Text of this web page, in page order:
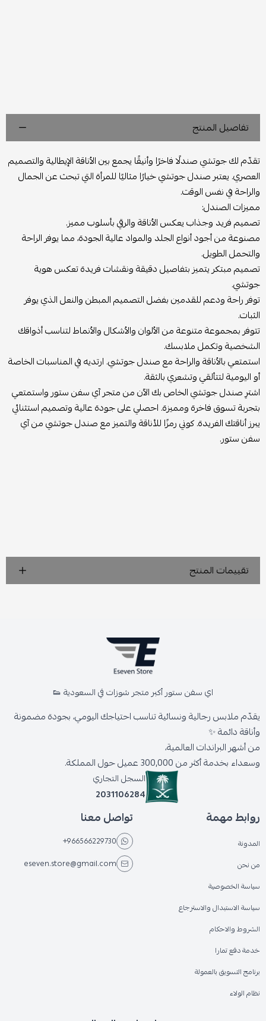
تفاصيل المنتج
تقدّم لك جوتشي صندلًا فاخرًا وأنيقًا يجمع بين الأناقة الإيطالية والتصميم
العصري. يعتبر صندل جوتشي خيارًا مثاليًا للمرأة التي تبحث عن الجمال
والراحة في نفس الوقت.
مميزات الصندل:
تصميم فريد وجذاب يعكس الأناقة والرقي بأسلوب مميز.
مصنوعة من أجود أنواع الجلد والمواد عالية الجودة، مما يوفر الراحة
والتحمل الطويل.
تصميم مبتكر يتميز بتفاصيل دقيقة ونقشات فريدة تعكس هوية
جوتشي.
توفر راحة ودعم للقدمين بفضل التصميم المبطن والنعل الذي يوفر
الثبات.
تتوفر بمجموعة متنوعة من الألوان والأشكال والأنماط لتناسب أذواقك
الشخصية وتكمل ملابسك.
استمتعي بالأناقة والراحة مع صندل جوتشي. ارتديه في المناسبات الخاصة
أو اليومية لتتألقي وتشعري بالثقة.
اشترِ صندل جوتشي الخاص بك الآن من متجر آي سفن ستور واستمتعي
بتجربة تسوق فاخرة ومميزة. احصلي على جودة عالية وتصميم استثنائي
يبرز أناقتك الفريدة. كوني رمزًا للأناقة والتميز مع صندل جوتشي من آي
سفن ستور.
تقييمات المنتج
اي سفن ستور أكبر متجر شوزات في السعودية 👟
يقدّم ملابس رجالية ونسائية تناسب احتياجك اليومي، بجودة مضمونة
وأناقة دائمة ✨
من أشهر البراندات العالمية،
وسعداء بخدمة أكثر من 300,000 عميل حول المملكة.
السجل التجاري
2031106284
روابط مهمة
المدونة
من نحن
سياسة الخصوصية
سياسة الاستبدال والاسترجاع
الشروط والاحكام
خدمة دفع تمارا
برنامج التسويق بالعمولة
نظام الولاء
تواصل معنا
+966566229730
eseven.store@gmail.com